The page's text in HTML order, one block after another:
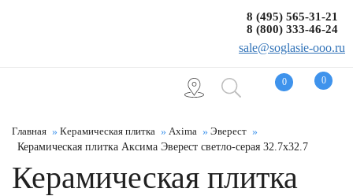
0 0
8 (495) 565-31-21
8 (800) 333-46-24
sale@soglasie-ooo.ru
Главная Керамическая плитка Axima
Эверест
Керамическая плитка Аксима Эверест светло-серая 32.7x32.7
Керамическая плитка